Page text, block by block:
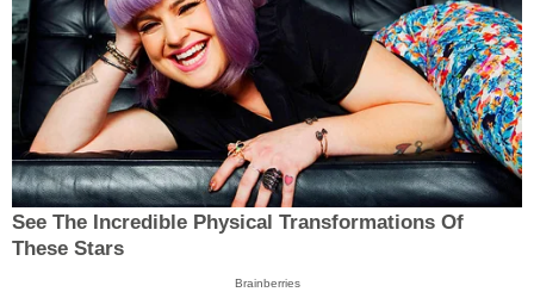
See The Incredible Physical Transformations Of
These Stars
Brainberries